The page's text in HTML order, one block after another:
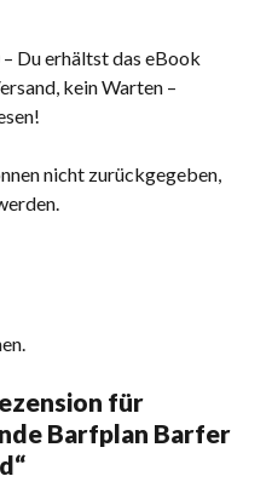
– Du erhältst das eBook
kein Warten –
nicht zurückgegeben,
für
Barfplan Barfer